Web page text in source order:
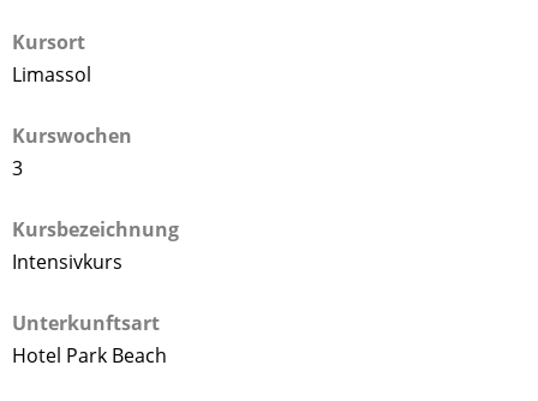
Kursort
Limassol
Kurswochen
3
Kursbezeichnung
Intensivkurs
Unterkunftsart
Hotel Park Beach